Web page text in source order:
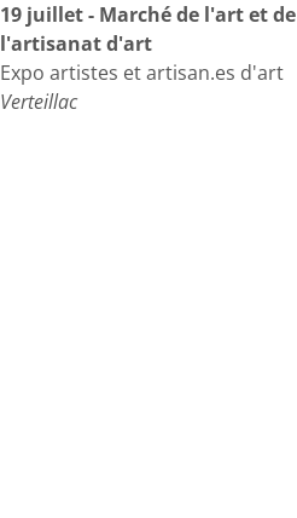
19 juillet - Marché de l'art et de
l'artisanat d'art
Expo artistes et artisan.es d'art
Verteillac